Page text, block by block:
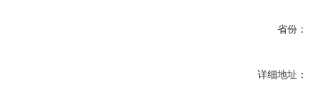
省份：
详细地址：